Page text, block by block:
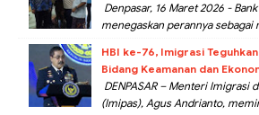
Denpasar, 16 Maret 2026 -
menegaskan perannya sebagai
HBI ke-76, Imigrasi
Bidang Keamanan dan
DENPASAR – Menteri Imigrasi
(Imipas), Agus Andrianto,